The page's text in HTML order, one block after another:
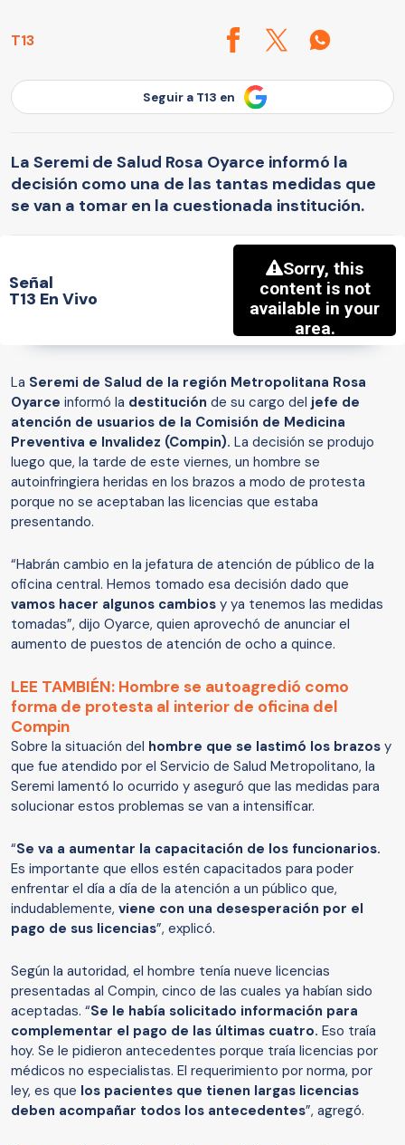
T13
Seguir a T13 en
La Seremi de Salud Rosa Oyarce informó la
decisión como una de las tantas medidas que
se van a tomar en la cuestionada institución.
Señal
T13 En Vivo
La Seremi de Salud de la región Metropolitana Rosa
Oyarce informó la destitución de su cargo del jefe de
atención de usuarios de la Comisión de Medicina
Preventiva e Invalidez (Compin). La decisión se produjo
luego que, la tarde de este viernes, un hombre se
autoinfringiera heridas en los brazos a modo de protesta
porque no se aceptaban las licencias que estaba
presentando.
“Habrán cambio en la jefatura de atención de público de la
oficina central. Hemos tomado esa decisión dado que
vamos hacer algunos cambios y ya tenemos las medidas
tomadas”, dijo Oyarce, quien aprovechó de anunciar el
aumento de puestos de atención de ocho a quince.
LEE TAMBIÉN: Hombre se autoagredió como
forma de protesta al interior de oficina del
Compin
Sobre la situación del hombre que se lastimó los brazos y
que fue atendido por el Servicio de Salud Metropolitano, la
Seremi lamentó lo ocurrido y aseguró que las medidas para
solucionar estos problemas se van a intensificar.
“Se va a aumentar la capacitación de los funcionarios.
Es importante que ellos estén capacitados para poder
enfrentar el día a día de la atención a un público que,
indudablemente, viene con una desesperación por el
pago de sus licencias”, explicó.
Según la autoridad, el hombre tenía nueve licencias
presentadas al Compin, cinco de las cuales ya habían sido
aceptadas. “Se le había solicitado información para
complementar el pago de las últimas cuatro. Eso traía
hoy. Se le pidieron antecedentes porque traía licencias por
médicos no especialistas. El requerimiento por norma, por
ley, es que los pacientes que tienen largas licencias
deben acompañar todos los antecedentes”, agregó.